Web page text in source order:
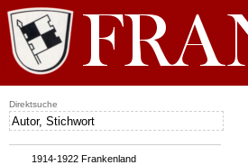
1914-1922 Frankenland
Direktsuche